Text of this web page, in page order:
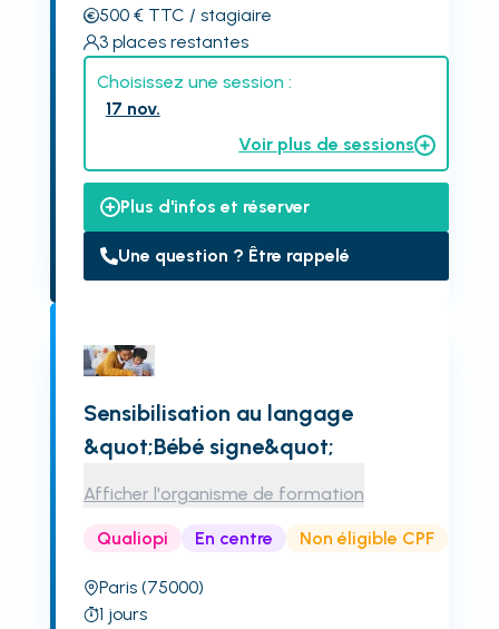
500€ TTC / stagiaire
3 places restantes
Choisissez une session :
17 nov.
Voir plus de sessions
Plus d'infos et réserver
Une question ? Être rappelé
Sensibilisation au langage
&quot;Bébé signe&quot;
Afficher l'organisme de formation
Qualiopi En centre Non éligible CPF
Paris (75000)
1 jours